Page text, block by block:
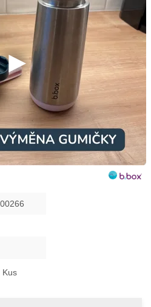
Kus